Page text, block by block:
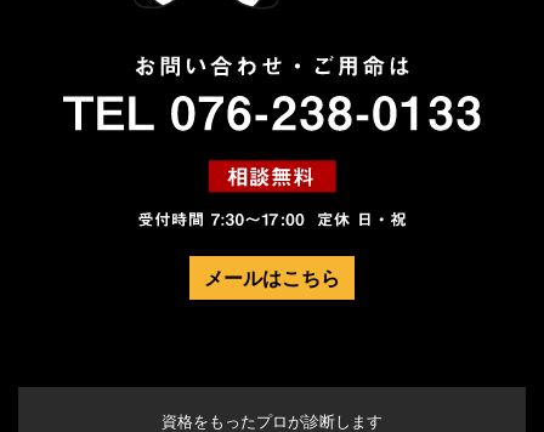
メールはこちら
資格をもったプロが診断します